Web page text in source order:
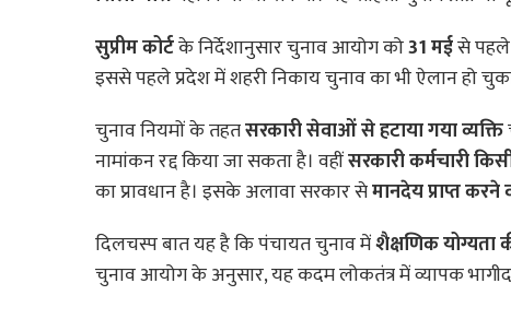
सुप्रीम कोर्टके निर्देशानुसार चुनाव आयोग को31 मईसे पहले
इससे पहले प्रदेश में शहरी निकाय चुनाव का भी ऐलान हो
चुनाव नियमों के तहतसरकारी सेवाओं से हटाया गया व्यक्ति
नामांकन रद्द किया जा सकता है। वहींसरकारी कर्मचारी
का प्रावधान है। इसके अलावा सरकार सेमानदेय प्राप्त करने
दिलचस्प बात यह है कि पंचायत चुनाव मेंशैक्षणिक योग्यता
चुनाव आयोग के अनुसार, यह कदम लोकतंत्र में व्यापक